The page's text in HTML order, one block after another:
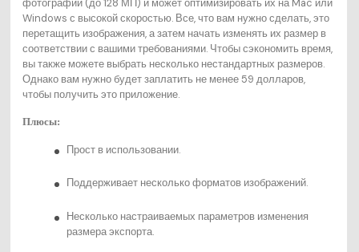
Windows с высокой скоростью. Все, что вам нужно сделать, это
перетащить изображения, а затем начать изменять их размер в
соответствии с вашими требованиями. Чтобы сэкономить время,
вы также можете выбрать несколько нестандартных размеров.
Однако вам нужно будет заплатить не менее 59 долларов,
чтобы получить это приложение.
Плюсы:
Прост в использовании.
Поддерживает несколько форматов изображений.
Несколько настраиваемых параметров изменения
размера экспорта.